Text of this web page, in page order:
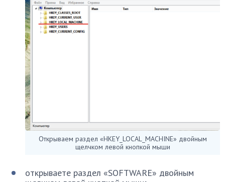
Открываем раздел «HKEY_LOCAL_MACHINE» двойным
щелчком левой кнопкой мыши
открываете раздел «SOFTWARE» двойным